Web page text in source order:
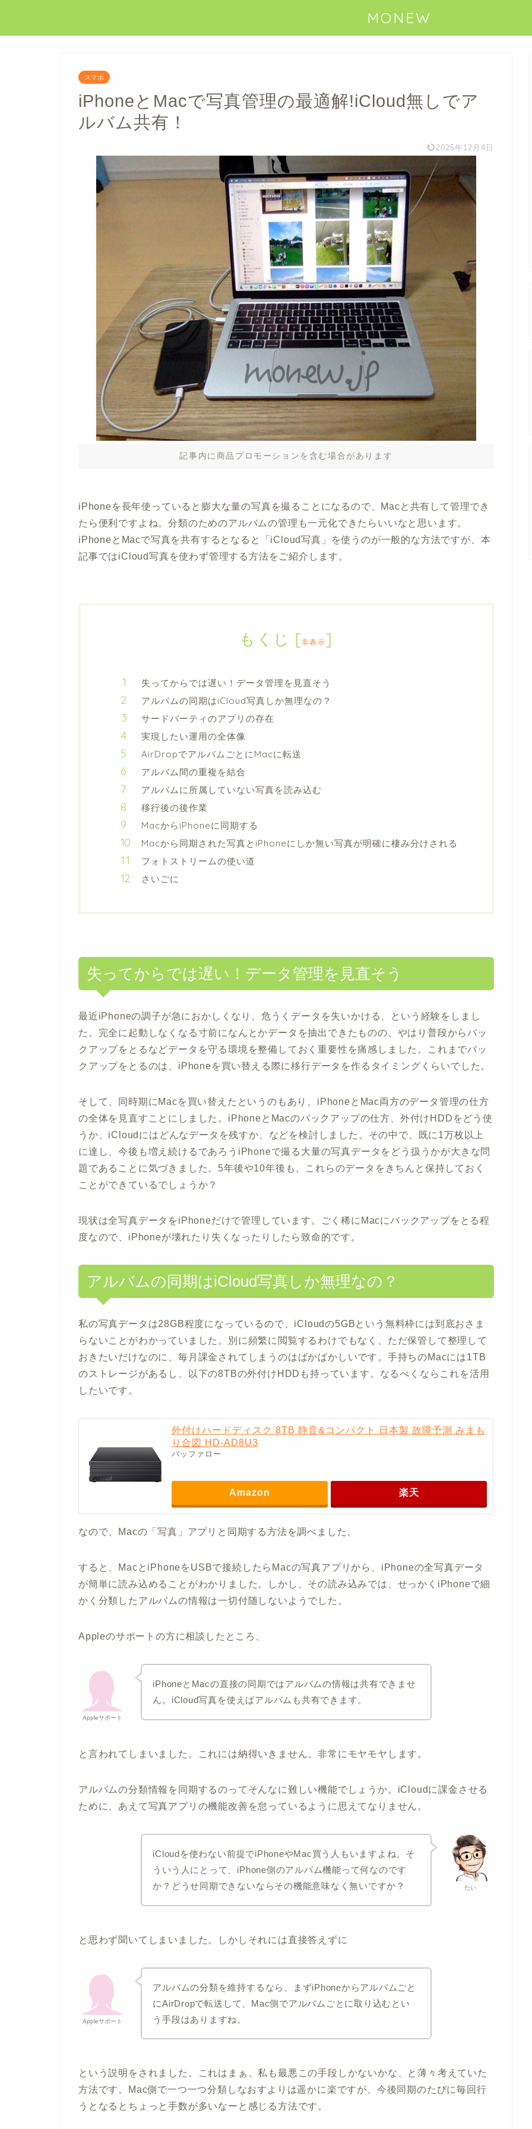
MONEW
スマホ
iPhoneとMacで写真管理の最適解!iCloud無しでア
ルバム共有！
2025年12月4日
記事内に商品プロモーションを含む場合があります
iPhoneを長年使っていると膨大な量の写真を撮ることになるので、Macと共有して管理でき
たら便利ですよね。分類のためのアルバムの管理も一元化できたらいいなと思います。
iPhoneとMacで写真を共有するとなると「iCloud写真」を使うのが一般的な方法ですが、本
記事ではiCloud写真を使わず管理する方法をご紹介します。
もくじ [非表示]
失ってからでは遅い！データ管理を見直そう
アルバムの同期はiCloud写真しか無理なの？
サードパーティのアプリの存在
実現したい運用の全体像
AirDropでアルバムごとにMacに転送
アルバム間の重複を結合
アルバムに所属していない写真を読み込む
移行後の後作業
MacからiPhoneに同期する
Macから同期された写真とiPhoneにしか無い写真が明確に棲み分けされる
フォトストリームの使い道
さいごに
失ってからでは遅い！データ管理を見直そう
最近iPhoneの調子が急におかしくなり、危うくデータを失いかける、という経験をしまし
た。完全に起動しなくなる寸前になんとかデータを抽出できたものの、やはり普段からバッ
クアップをとるなどデータを守る環境を整備しておく重要性を痛感しました。これまでバッ
クアップをとるのは、iPhoneを買い替える際に移行データを作るタイミングくらいでした。
そして、同時期にMacを買い替えたというのもあり、iPhoneとMac両方のデータ管理の仕方
の全体を見直すことにしました。iPhoneとMacのバックアップの仕方、外付けHDDをどう使
うか、iCloudにはどんなデータを残すか、などを検討しました。その中で、既に1万枚以上
に達し、今後も増え続けるであろうiPhoneで撮る大量の写真データをどう扱うかが大きな問
題であることに気づきました。5年後や10年後も、これらのデータをきちんと保持しておく
ことができているでしょうか？
現状は全写真データをiPhoneだけで管理しています。ごく稀にMacにバックアップをとる程
度なので、iPhoneが壊れたり失くなったりしたら致命的です。
アルバムの同期はiCloud写真しか無理なの？
私の写真データは28GB程度になっているので、iCloudの5GBという無料枠には到底おさま
らないことがわかっていました。別に頻繁に閲覧するわけでもなく、ただ保管して整理して
おきたいだけなのに、毎月課金されてしまうのはばかばかしいです。手持ちのMacには1TB
のストレージがあるし、以下の8TBの外付けHDDも持っています。なるべくならこれを活用
したいです。
外付けハードディスク 8TB 静音&コンパクト 日本製 故障予測 みまも
り合図 HD-AD8U3
バッファロー
Amazon 楽天
なので、Macの「写真」アプリと同期する方法を調べました。
すると、MacとiPhoneをUSBで接続したらMacの写真アプリから、iPhoneの全写真データ
が簡単に読み込めることがわかりました。しかし、その読み込みでは、せっかくiPhoneで細
かく分類したアルバムの情報は一切付随しないようでした。
Appleのサポートの方に相談したところ、
Appleサポート
iPhoneとMacの直接の同期ではアルバムの情報は共有できませ
ん。iCloud写真を使えばアルバムも共有できます。
と言われてしまいました。これには納得いきません。非常にモヤモヤします。
アルバムの分類情報を同期するのってそんなに難しい機能でしょうか。iCloudに課金させる
ために、あえて写真アプリの機能改善を怠っているように思えてなりません。
たい
iCloudを使わない前提でiPhoneやMac買う人もいますよね。そ
ういう人にとって、iPhone側のアルバム機能って何なのです
か？どうせ同期できないならその機能意味なく無いですか？
と思わず聞いてしまいました。しかしそれには直接答えずに
Appleサポート
アルバムの分類を維持するなら、まずiPhoneからアルバムごと
にAirDropで転送して、Mac側でアルバムごとに取り込むとい
う手段はありますね。
という説明をされました。これはまぁ、私も最悪この手段しかないかな、と薄々考えていた
方法です。Mac側で一つ一つ分類しなおすよりは遥かに楽ですが、今後同期のたびに毎回行
うとなるとちょっと手数が多いなーと感じる方法です。